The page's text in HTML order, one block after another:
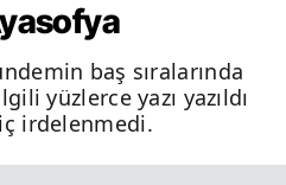
baş sıralarında
yüzlerce yazı yazıldı
irdelenmedi.